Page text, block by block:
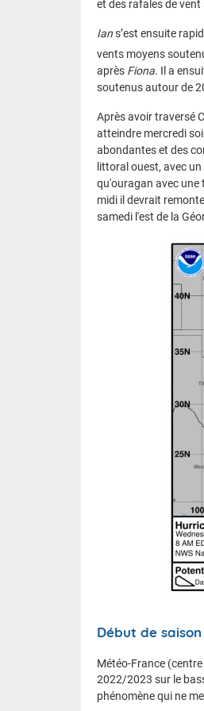
et des rafales de
Ians’est ensuite
vents moyens
après Fiona. Il a
soutenus autour de
Après avoir traversé
atteindre mercredi
abondantes et des
littoral ouest, avec
qu'ouragan avec une
midi il devrait
samedi l'est de la
Début de
Météo-France
2022/2023 sur le
phénomène qui ne